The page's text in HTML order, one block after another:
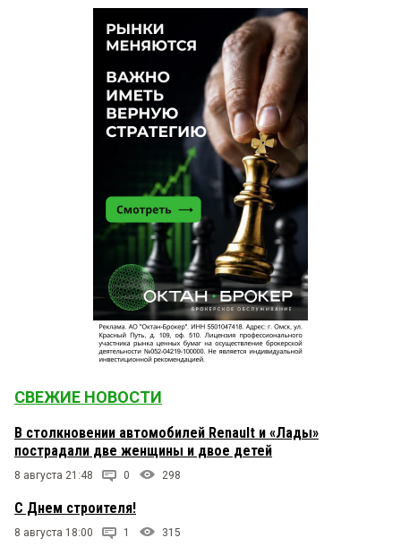
СВЕЖИЕ НОВОСТИ
В столкновении автомобилей Renault и «Лады»
пострадали две женщины и двое детей
8 августа 21:48 0 298
С Днем строителя!
8 августа 18:00 1 315